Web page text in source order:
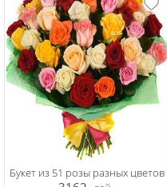
Букет из 51 розы разных цветов